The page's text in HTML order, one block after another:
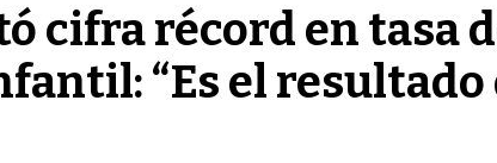
cifra récord en tasa
“Es el